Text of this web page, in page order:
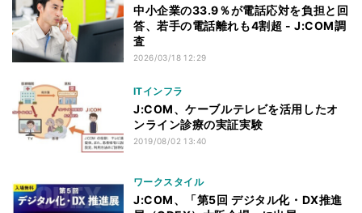
中小企業の33.9％が電話応対を負担と回
答、若手の電話離れも4割超 - J:COM調
査
2026/03/18 12:29
ITインフラ
J:COM、ケーブルテレビを活用したオ
ンライン診療の実証実験
2019/08/02 13:40
ワークスタイル
J:COM、「第5回 デジタル化・DX推進